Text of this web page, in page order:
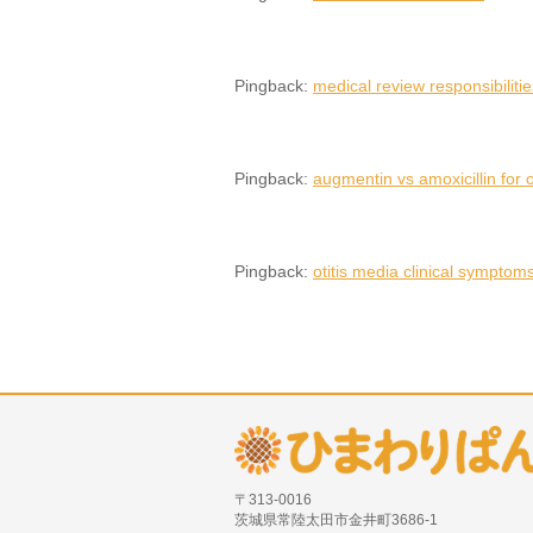
Pingback: medical review
Pingback: augmentin vs amoxicillin for
Pingback: otitis media clinical
〒313-0016
茨城県常陸太田市金井町3686-1